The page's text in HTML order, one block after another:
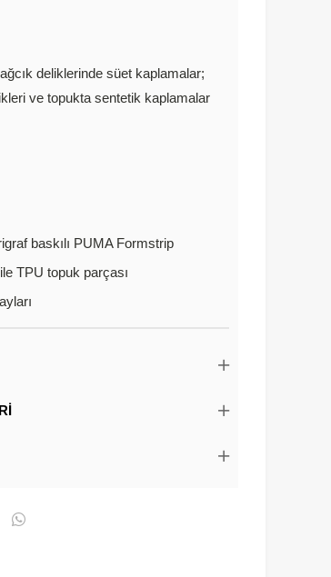
deliklerinde süet kaplamalar;
ve topukta sentetik kaplamalar
baskılı PUMA Formstrip
TPU topuk parçası